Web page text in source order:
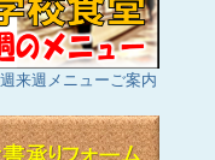
来週メニューご案内